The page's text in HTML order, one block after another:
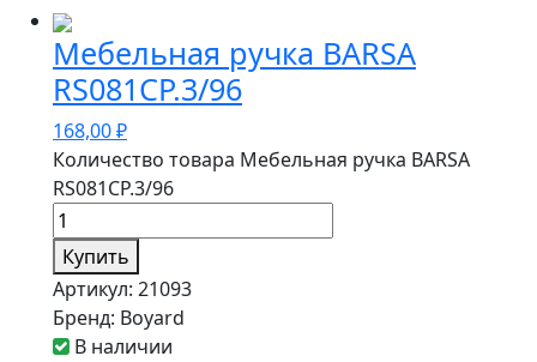
Мебельная ручка BARSA
RS081CP.3/96
168,00₽
Количество товара Мебельная ручка BARSA
RS081CP.3/96
Купить
Артикул: 21093
Бренд: Boyard
В наличии